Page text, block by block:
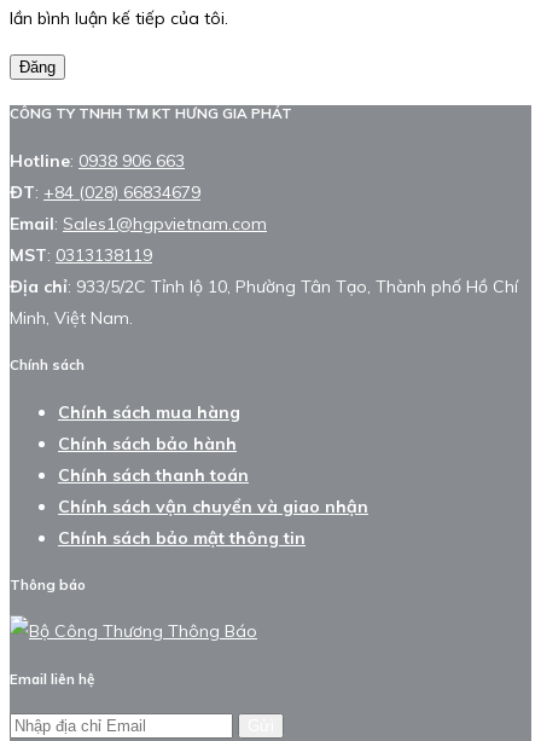
lần bình luận kế tiếp của tôi.
Đăng
CÔNG TY TNHH TM KT HƯNG GIA PHÁT
Hotline: 0938 906 663
ĐT: +84 (028) 66834679
Email: Sales1@hgpvietnam.com
MST: 0313138119
Địa chỉ: 933/5/2C Tỉnh lộ 10, Phường Tân Tạo, Thành phố Hồ Chí
Minh, Việt Nam.
Chính sách
Chính sách mua hàng
Chính sách bảo hành
Chính sách thanh toán
Chính sách vận chuyển và giao nhận
Chính sách bảo mật thông tin
Thông báo
Email liên hệ